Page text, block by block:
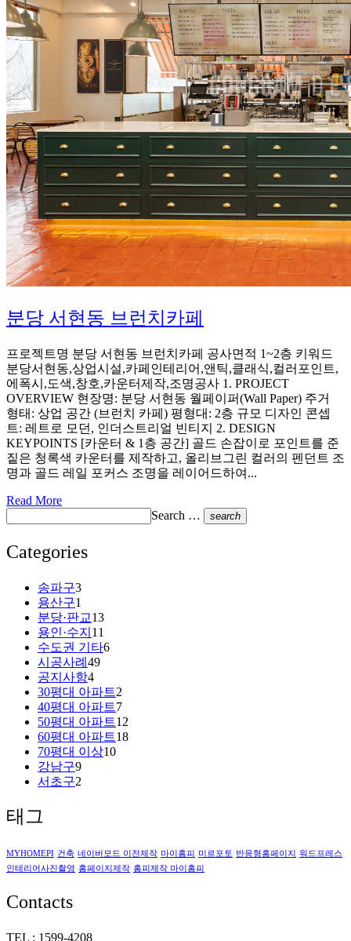
분당 서현동 브런치카페
프로젝트명 분당 서현동 브런치카페 공사면적 1~2층 키워드
분당서현동,상업시설,카페인테리어,앤틱,클래식,컬러포인트,
에폭시,도색,창호,카운터제작,조명공사 1. PROJECT
OVERVIEW 현장명: 분당 서현동 월페이퍼(Wall Paper) 주거
형태: 상업 공간 (브런치 카페) 평형대: 2층 규모 디자인 콘셉
트: 레트로 모던, 인더스트리얼 빈티지 2. DESIGN
KEYPOINTS [카운터 & 1층 공간] 골드 손잡이로 포인트를 준
짙은 청록색 카운터를 제작하고, 올리브그린 컬러의 펜던트 조
명과 골드 레일 포커스 조명을 레이어드하여...
Read More
Search …
search
Categories
송파구3
용산구1
분당·판교13
용인·수지 11
수도권 기타6
시공사례 49
공지사항4
30평대 아파트2
40평대 아파트7
50평대 아파트12
60평대 아파트18
70평대 이상10
강남구9
서초구2
태그
MYHOMEPI 건축 네이버모드 이전제작 마이홈피 미르포토 반응형홈페이지
워드프레스
인테리어사진촬영 홈페이지제작 홈피제작 마이홈피
Contacts
TEL : 1599-4208